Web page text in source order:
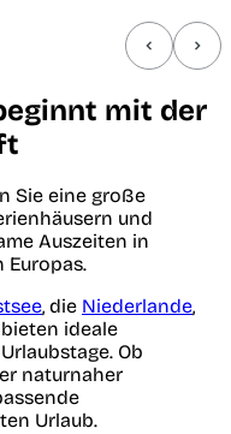
mit der
Sie eine große
und
Auszeiten in
Europas.
, die Niederlande,
ideale
Ob
naturnaher
Urlaub.